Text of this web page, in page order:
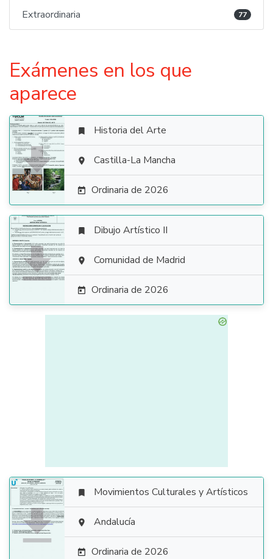
Extraordinaria 77
Exámenes en los que
aparece

 Historia del Arte
 Castilla-La Mancha
 Ordinaria de 2026

 Dibujo Artístico II
 Comunidad de Madrid
 Ordinaria de 2026

 Movimientos Culturales y Artísticos
 Andalucía
 Ordinaria de 2026